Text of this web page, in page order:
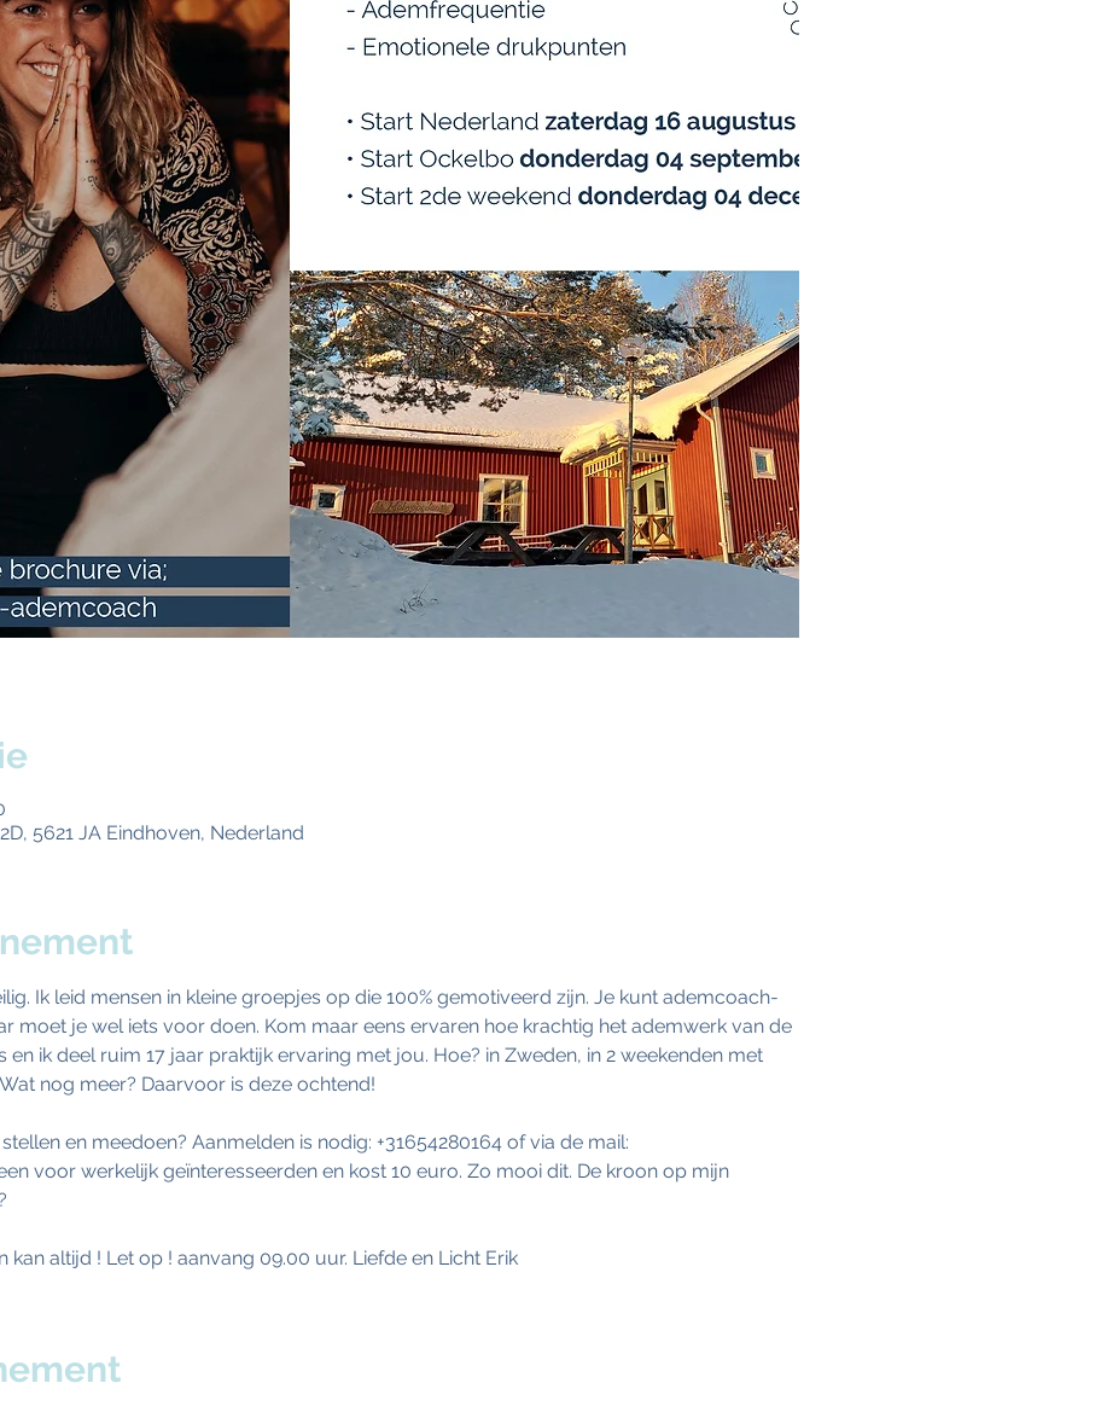
5621 JA Eindhoven, Nederland
Ik leid mensen in kleine groepjes op die 100% gemotiveerd zijn. Je kunt ademcoach-
moet je wel iets voor doen. Kom maar eens ervaren hoe krachtig het ademwerk van de
ik deel ruim 17 jaar praktijk ervaring met jou. Hoe? in Zweden, in 2 weekenden met
nog meer? Daarvoor is deze ochtend!
en meedoen? Aanmelden is nodig: +31654280164 of via de mail:
voor werkelijk geïnteresseerden en kost 10 euro. Zo mooi dit. De kroon op mijn
altijd ! Let op ! aanvang 09.00 uur. Liefde en Licht Erik